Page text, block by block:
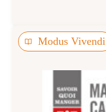
Modus Vivendi